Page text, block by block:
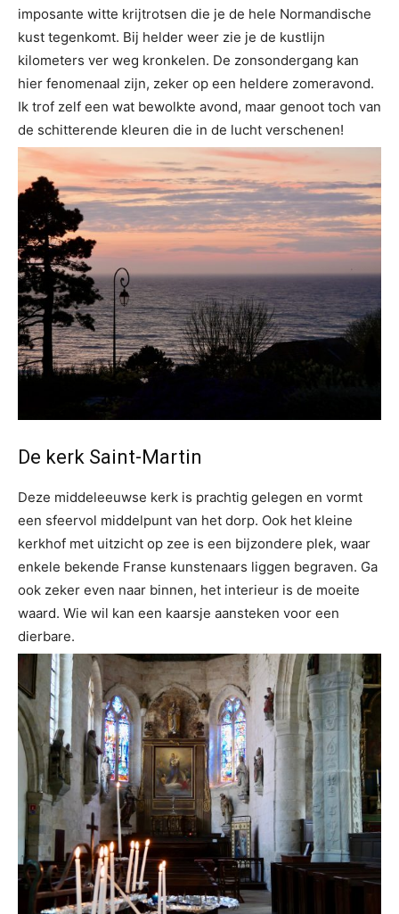
imposante witte krijtrotsen die je de hele Normandische
kust tegenkomt. Bij helder weer zie je de kustlijn
kilometers ver weg kronkelen. De zonsondergang kan
hier fenomenaal zijn, zeker op een heldere zomeravond.
Ik trof zelf een wat bewolkte avond, maar genoot toch van
de schitterende kleuren die in de lucht verschenen!
De kerk Saint-Martin
Deze middeleeuwse kerk is prachtig gelegen en vormt
een sfeervol middelpunt van het dorp. Ook het kleine
kerkhof met uitzicht op zee is een bijzondere plek, waar
enkele bekende Franse kunstenaars liggen begraven. Ga
ook zeker even naar binnen, het interieur is de moeite
waard. Wie wil kan een kaarsje aansteken voor een
dierbare.